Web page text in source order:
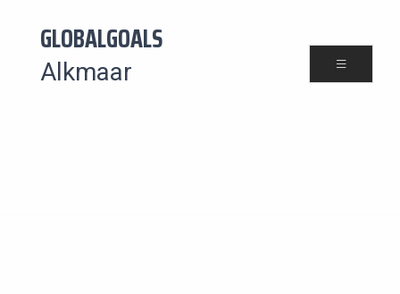
GLOBALGOALS
Alkmaar